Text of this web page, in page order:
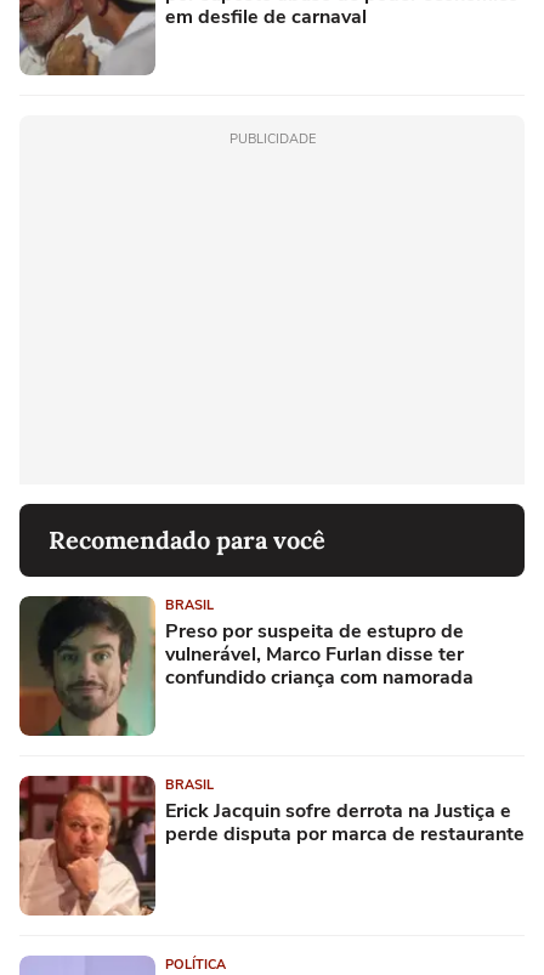
em desfile de carnaval
PUBLICIDADE
Recomendado para você
BRASIL
Preso por suspeita de estupro de
vulnerável, Marco Furlan disse ter
confundido criança com namorada
BRASIL
Erick Jacquin sofre derrota na Justiça e
perde disputa por marca de restaurante
POLÍTICA